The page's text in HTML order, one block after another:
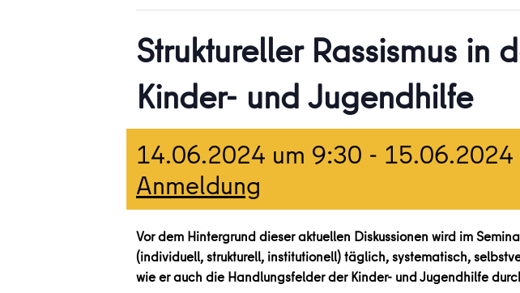
Struktureller Rassismus in
Kinder- und Jugendhilfe
14.06.2024 um 9:30 -
Anmeldung
Vor dem Hintergrund dieser aktuellen Diskussionen wird im
(individuell, strukturell, institutionell) täglich, systematisch,
wie er auch die Handlungsfelder der Kinder- und Jugendhilfe